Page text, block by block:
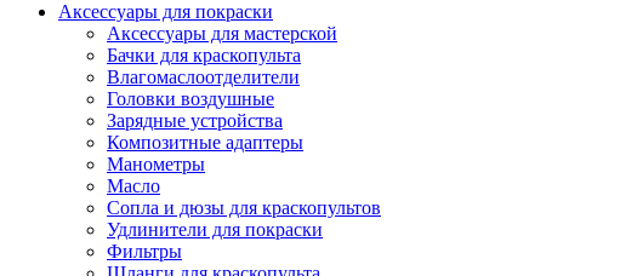
Аксессуары для покраски
Аксессуары для мастерской
Бачки для краскопульта
Влагомаслоотделители
Головки воздушные
Зарядные устройства
Композитные адаптеры
Манометры
Масло
Сопла и дюзы для краскопультов
Удлинители для покраски
Фильтры